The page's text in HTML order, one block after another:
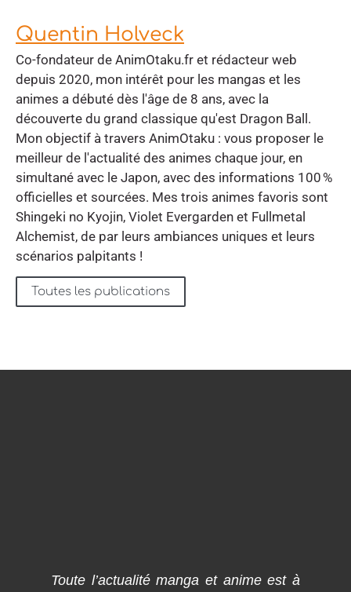
Quentin Holveck
Co-fondateur de AnimOtaku.fr et rédacteur web
depuis 2020, mon intérêt pour les mangas et les
animes a débuté dès l'âge de 8 ans, avec la
découverte du grand classique qu'est Dragon Ball.
Mon objectif à travers AnimOtaku : vous proposer le
meilleur de l'actualité des animes chaque jour, en
simultané avec le Japon, avec des informations 100 %
officielles et sourcées. Mes trois animes favoris sont
Shingeki no Kyojin, Violet Evergarden et Fullmetal
Alchemist, de par leurs ambiances uniques et leurs
scénarios palpitants !
Toutes les publications
Toute l’actualité manga et anime est à